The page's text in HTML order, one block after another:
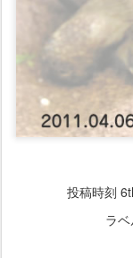
投稿時刻
ラ